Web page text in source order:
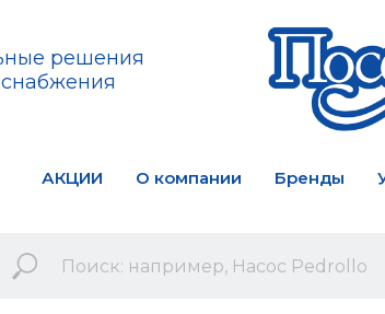
решения
АКЦИИ О компании Бренды